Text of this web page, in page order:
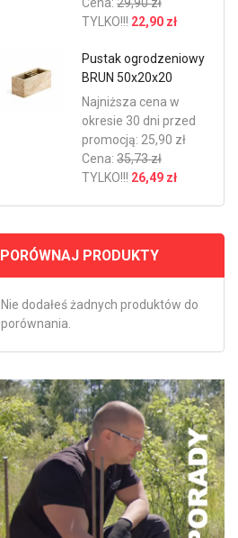
TYLKO!!! 22,90 zł
Pustak ogrodzeniowy
BRUN 50x20x20
Najniższa cena w
okresie 30 dni przed
promocją: 25,90 zł
Cena: 35,73 zł
TYLKO!!! 26,49 zł
PORÓWNAJ PRODUKTY
Nie dodałeś żadnych produktów do
porównania.